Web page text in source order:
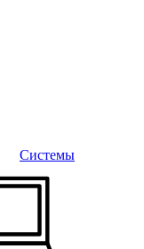
Системы